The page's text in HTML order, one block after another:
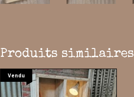
Produits similaires
Vendu